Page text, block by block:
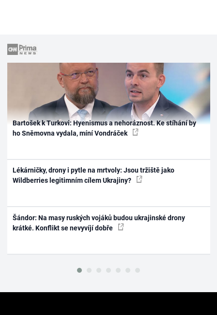
Bartošek k Turkovi: Hyenismus a nehoráznost. Ke stíhání by
ho Sněmovna vydala, míní Vondráček
Lékárničky, drony i pytle na mrtvoly: Jsou tržiště jako
Wildberries legitimním cílem Ukrajiny?
Šándor: Na masy ruských vojáků budou ukrajinské drony
krátké. Konflikt se nevyvíjí dobře